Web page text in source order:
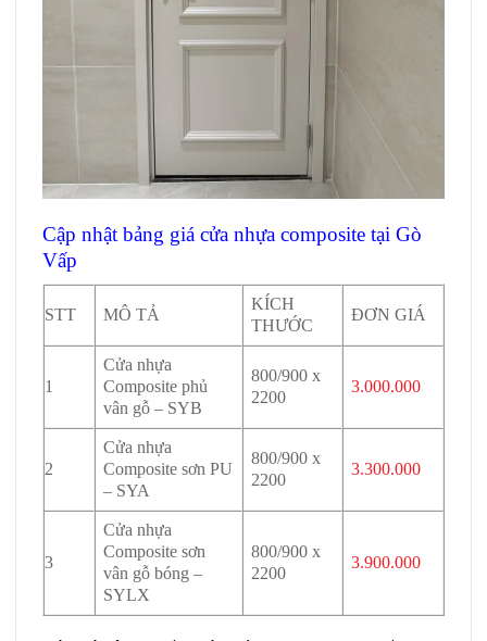
Cập nhật bảng giá cửa nhựa composite tại Gò
Vấp
STT MÔ TẢ
KÍCH
THƯỚC
ĐƠN GIÁ
1
Cửa nhựa
Composite phủ
vân gỗ – SYB
800/900 x
2200
3.000.000
2
Cửa nhựa
Composite sơn PU
– SYA
800/900 x
2200
3.300.000
3
Cửa nhựa
Composite sơn
vân gỗ bóng –
SYLX
800/900 x
2200
3.900.000